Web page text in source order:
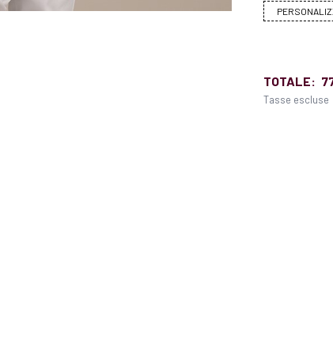
TOTALE:
Tasse escluse